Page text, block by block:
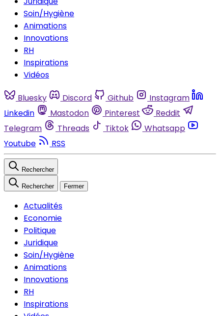
Soin/Hygiène
Animations
Innovations
RH
Inspirations
Vidéos
Bluesky Discord Github
Instagram
Linkedin
Mastodon Pinterest
Reddit
Telegram
Threads Tiktok
Whatsapp
Youtube
RSS
Rechercher
Rechercher Fermer
Actualités
Economie
Politique
Juridique
Soin/Hygiène
Animations
Innovations
RH
Inspirations